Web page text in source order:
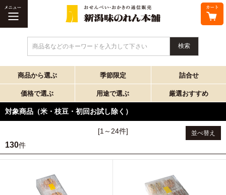
商品名などのキーワードを入力して下さい
商品から選ぶ 季節限定 詰合せ
価格で選ぶ 用途で選ぶ 厳選おすすめ
対象商品（米・枝豆・初回お試し除く）
並べ替え
[1～24件]
130件